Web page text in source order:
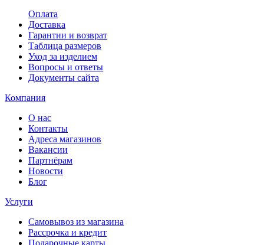
Оплата
Доставка
Гарантии и возврат
Таблица размеров
Уход за изделием
Вопросы и ответы
Документы сайта
Компания
О нас
Контакты
Адреса магазинов
Вакансии
Партнёрам
Новости
Блог
Услуги
Самовывоз из магазина
Рассрочка и кредит